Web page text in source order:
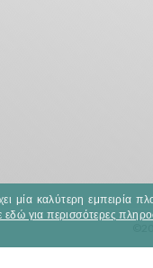
μία καλύτερη
εδώ για περισσότερες